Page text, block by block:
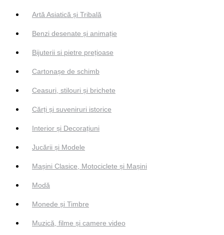
Artă Asiatică și Tribală
Benzi desenate și animație
Bijuterii si pietre prețioase
Cartonașe de schimb
Ceasuri, stilouri și brichete
Cărți și suveniruri istorice
Interior și Decorațiuni
Jucării și Modele
Mașini Clasice, Motociclete și Mașini
Modă
Monede și Timbre
Muzică, filme și camere video